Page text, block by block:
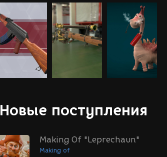
Новые поступления
Making Of "Leprechaun"
Making of